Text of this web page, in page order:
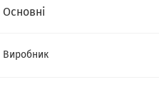
Основні
Виробник